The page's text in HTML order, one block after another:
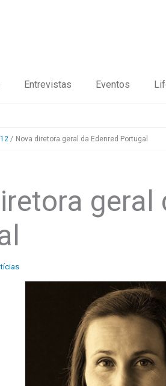
Entrevistas Eventos
12 Nova diretora geral da Edenred Portugal
geral